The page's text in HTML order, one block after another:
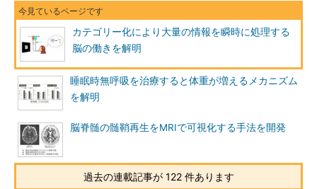
カテゴリー化により大量の情報を瞬時に処理する
脳の働きを解明
睡眠時無呼吸を治療すると体重が増えるメカニズム
を解明
脳脊髄の髄鞘再生をMRIで可視化する手法を開発
過去の連載記事が 122 件あります